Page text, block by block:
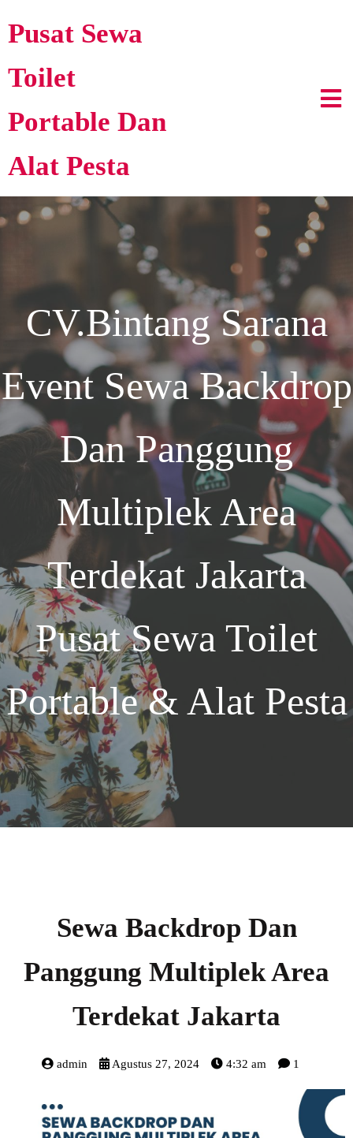
Pusat Sewa
Toilet
Portable Dan
Alat Pesta
CV.Bintang Sarana
Event Sewa Backdrop
Dan Panggung
Multiplek Area
Terdekat Jakarta
Pusat Sewa Toilet
Portable & Alat Pesta
Sewa Backdrop Dan
Panggung Multiplek Area
Terdekat Jakarta
admin Agustus 27, 2024 4:32 am 1